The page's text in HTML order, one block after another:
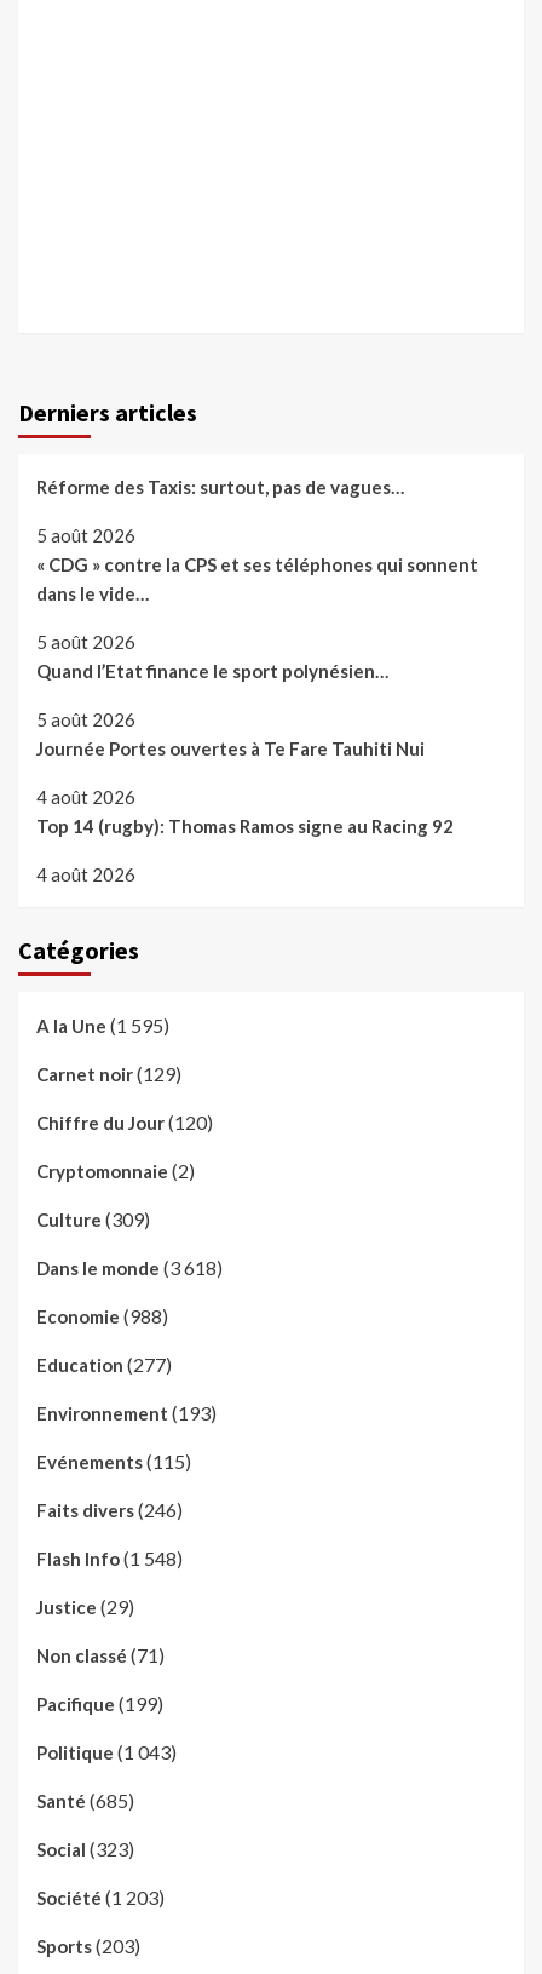
Derniers articles
Réforme des Taxis: surtout, pas de vagues…
5 août 2026
« CDG » contre la CPS et ses téléphones qui sonnent
dans le vide…
5 août 2026
Quand l’Etat finance le sport polynésien…
5 août 2026
Journée Portes ouvertes à Te Fare Tauhiti Nui
4 août 2026
Top 14 (rugby): Thomas Ramos signe au Racing 92
4 août 2026
Catégories
A la Une (1 595)
Carnet noir(129)
Chiffre du Jour(120)
Cryptomonnaie (2)
Culture (309)
Dans le monde (3 618)
Economie (988)
Education (277)
Environnement (193)
Evénements(115)
Faits divers(246)
Flash Info(1 548)
Justice (29)
Non classé (71)
Pacifique (199)
Politique (1 043)
Santé (685)
Social (323)
Société (1 203)
Sports(203)